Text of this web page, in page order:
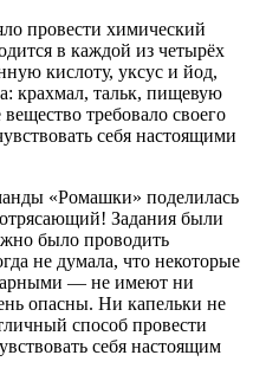
провести химический
в каждой из четырёх
кислоту, уксус и йод,
крахмал, тальк, пищевую
требовало своего
себя настоящими
«Ромашки» поделилась
Задания были
было проводить
не думала, что некоторые
— не имеют ни
опасны. Ни капельки не
способ провести
себя настоящим